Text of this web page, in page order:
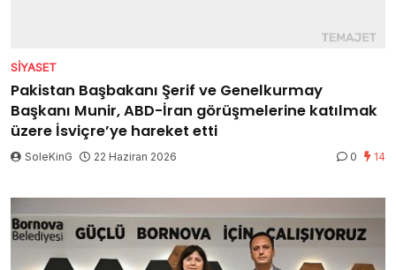
SIYASET
Pakistan Başbakanı Şerif ve Genelkurmay
Başkanı Munir, ABD-İran görüşmelerine katılmak
üzere İsviçre’ye hareket etti
SoleKinG 22 Haziran 2026 0 14